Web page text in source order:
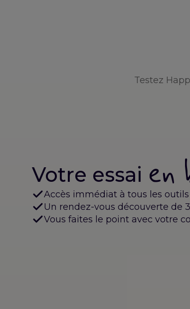
Testez
Votre essai en
Accès immédiat à tous les
Un rendez-vous découverte de
Vous faites le point avec votre